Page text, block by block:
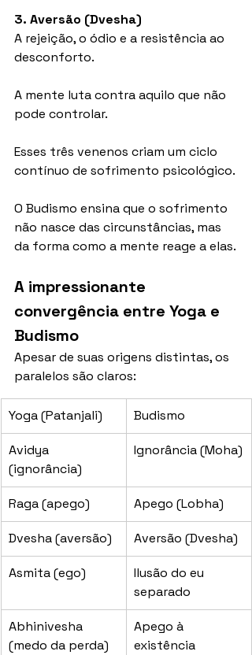
3. Aversão (Dvesha)
A rejeição, o ódio e a resistência ao
desconforto.
A mente luta contra aquilo que não
pode controlar.
Esses três venenos criam um ciclo
contínuo de sofrimento psicológico.
O Budismo ensina que o sofrimento
não nasce das circunstâncias, mas
da forma como a mente reage a elas.
A impressionante
convergência entre Yoga e
Budismo
Apesar de suas origens distintas, os
paralelos são claros:
Yoga (Patanjali) Budismo
Avidya
(ignorância)
Ignorância (Moha)
Raga (apego) Apego (Lobha)
Dvesha (aversão) Aversão (Dvesha)
Asmita (ego)
Ilusão do eu
separado
Abhinivesha
(medo da perda)
Apego à
existência